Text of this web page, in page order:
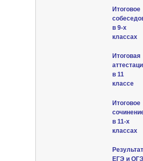
Итоговое
в 9-х
классах
Итоговая
в 11
классе
Итоговое
в 11-х
классах
ЕГЭ и ОГЭ